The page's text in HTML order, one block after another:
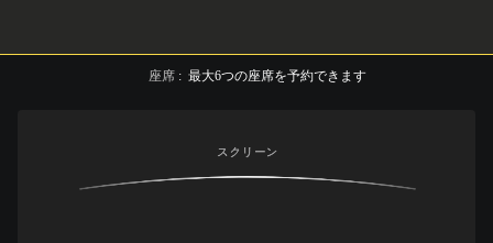
座席 : 最大6つの座席を予約できます
スクリーン